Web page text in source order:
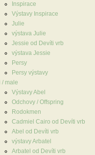
Inspirace
Výstavy Inspirace
Julie
výstava Julie
Jessie od Devíti vrb
výstava Jessie
Persy
Persy výstavy
/ male
Výstavy Abel
Odchovy / Offspring
Rodokmen
Cadmiel Cairo od Devíti vrb
Abel od Devíti vrb
výstavy Arbatel
Arbatel od Devíti vrb